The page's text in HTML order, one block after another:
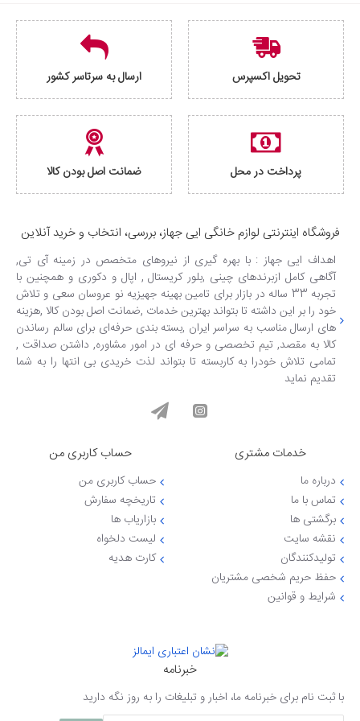
تحویل اکسپرس ارسال به سرتاسر کشور
پرداخت در محل ضمانت اصل بودن کالا
فروشگاه اینترنتی لوازم خانگی ایی جهاز، بررسی، انتخاب و خرید آنلاین
اهداف ایی جهاز : با بهره گیری از نیروهای متخصص در زمینه آی تی,
آگاهی کامل ازبرندهای چینی ,بلور کریستال , اپال و دکوری و همچنین با
تجربه 33 ساله در بازار برای تامین بهینه جهیزیه نو عروسان سعی و تلاش
خود را بر این داشته تا بتواند بهترین خدمات ,ضمانت اصل بودن کالا ,هزینه
های ارسال مناسب به سراسر ایران ,بسته بندی حرفه‌ای برای سالم رساندن
کالا به مقصد, تیم تخصصی و حرفه ای در امور مشاوره, داشتن صداقت ,
تمامی تلاش خودرا به کاربسته تا بتواند لذت خریدی بی انتها را به شما
تقدیم نماید
خدمات مشتری
درباره ما
تماس با ما
برگشتی ها
نقشه سایت
تولیدکنندگان
حفظ حریم شخصی مشتریان
شرایط و قوانین
حساب کاربری من
حساب کاربری من
تاریخچه سفارش
بازاریاب ها
لیست دلخواه
کارت هدیه
خبرنامه
با ثبت نام برای خبرنامه ما، اخبار و تبلیغات را به روز نگه دارید